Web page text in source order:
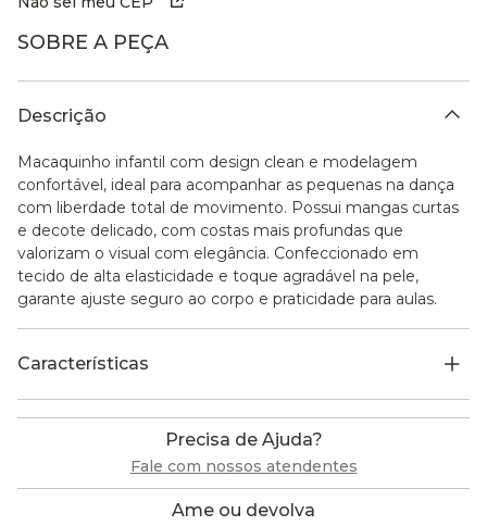
SOBRE A PEÇA
Descrição
Macaquinho infantil com design clean e modelagem
confortável, ideal para acompanhar as pequenas na dança
com liberdade total de movimento. Possui mangas curtas
e decote delicado, com costas mais profundas que
valorizam o visual com elegância. Confeccionado em
tecido de alta elasticidade e toque agradável na pele,
garante ajuste seguro ao corpo e praticidade para aulas.
Características
Precisa de Ajuda?
Fale com nossos atendentes
Ame ou devolva